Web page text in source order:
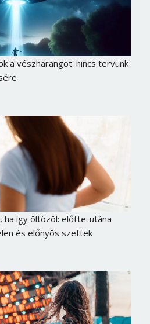
a vészharangot: nincs tervünk
ha így öltözöl: előtte-utána
és előnyös szettek